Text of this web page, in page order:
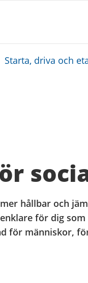
Starta, driva och
hållbar och
för dig
för människor,